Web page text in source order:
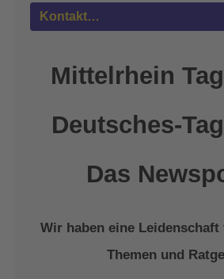
Kontakt…
Mittelrhein
Deutsches-
Das
Wir haben eine Leidenschaft
Themen und